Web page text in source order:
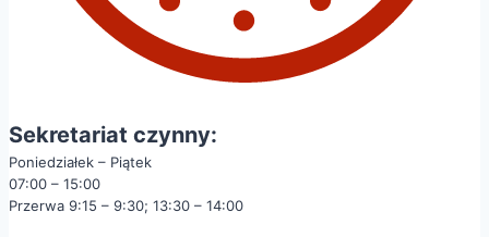
Sekretariat czynny:
Poniedziałek – Piątek
07:00 – 15:00
Przerwa 9:15 – 9:30; 13:30 – 14:00